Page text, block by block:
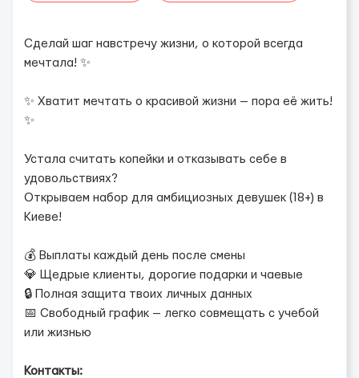
Сделай шаг навстречу жизни, о которой всегда
мечтала! ✨
✨ Хватит мечтать о красивой жизни — пора её жить!
✨
Устала считать копейки и отказывать себе в
удовольствиях?
Открываем набор для амбициозных девушек (18+) в
Киеве!
💰 Выплаты каждый день после смены
💎 Щедрые клиенты, дорогие подарки и чаевые
🔒 Полная защита твоих личных данных
📅 Свободный график — легко совмещать с учебой
или жизнью
Контакты: